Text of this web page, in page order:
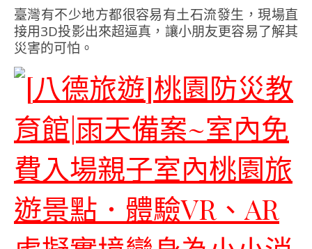
臺灣有不少地方都很容易有土石流發生，現場直
接用3D投影出來超逼真，讓小朋友更容易了解其
災害的可怕。